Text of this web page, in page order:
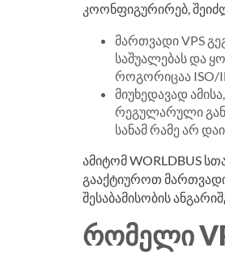
კოონფიგურირებ,
მართვადი VPS
საშუალებას და
როგორიცაა ISO/
მიუხედავად
რეგულარული
სანამ რამე არ
ამიტომ WORLDBUS
გააქტიუროთ
შესაბამისობის
ᲠᲝᲛᲔᲚᲘ